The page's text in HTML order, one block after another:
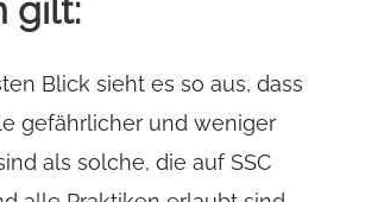
gilt:
Blick sieht es so aus, dass
gefährlicher und weniger
als solche, die auf SSC